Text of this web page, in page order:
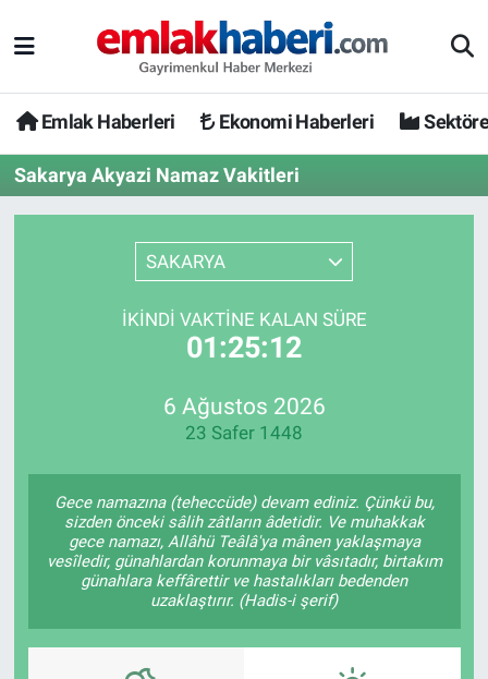
Emlak Haberleri Ekonomi Haberleri
Sakarya Akyazi Namaz Vakitleri
SAKARYA
İKINDI VAKTINE KALAN SÜRE
01:25:12
6 Ağustos 2026
23 Safer 1448
Gece namazına (teheccüde) devam ediniz. Çünkü bu,
sizden önceki sâlih zâtların âdetidir. Ve muhakkak
gece namazı, Allâhü Teâlâ'ya mânen yaklaşmaya
vesîledir, günahlardan korunmaya bir vâsıtadır, birtakım
günahlara keffârettir ve hastalıkları bedenden
uzaklaştırır. (Hadis-i şerif)